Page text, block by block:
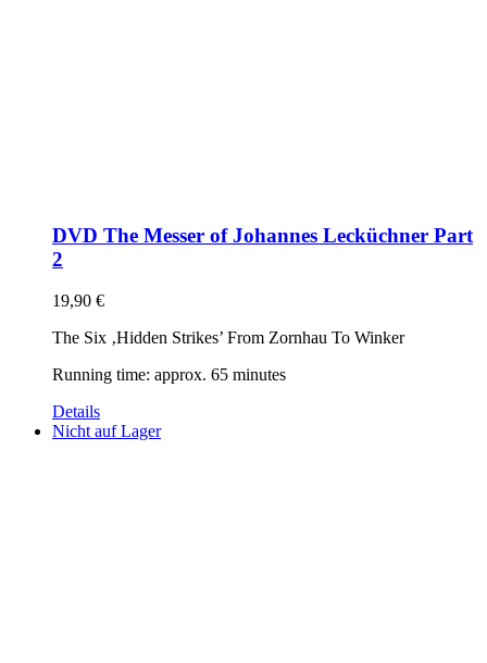
DVD The Messer of Johannes Lecküchner Part
2
19,90 €
The Six ‚Hidden Strikes’ From Zornhau To Winker
Running time: approx. 65 minutes
Details
Nicht auf Lager